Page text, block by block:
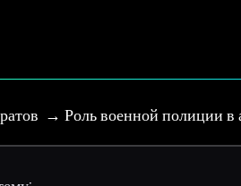
Роль военной полиции в